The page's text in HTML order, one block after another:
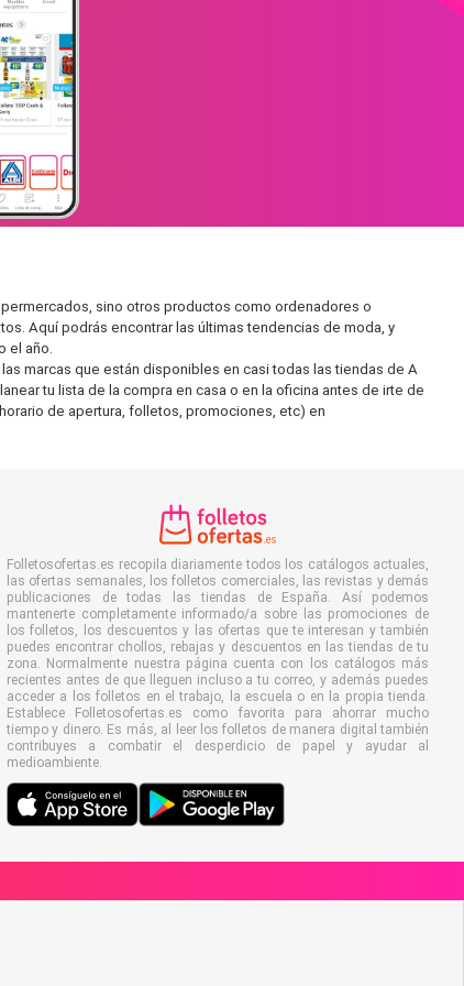
sino otros productos como ordenadores o
Aquí podrás encontrar las últimas tendencias de moda, y
el año.
marcas que están disponibles en casi todas las tiendas de A
tu lista de la compra en casa o en la oficina antes de irte de
de apertura, folletos, promociones, etc) en
Folletosofertas.es recopila diariamente todos los catálogos actuales,
las ofertas semanales, los folletos comerciales, las revistas y demás
publicaciones de todas las tiendas de España. Así podemos
mantenerte completamente informado/a sobre las promociones de
los folletos, los descuentos y las ofertas que te interesan y también
puedes encontrar chollos, rebajas y descuentos en las tiendas de tu
zona. Normalmente nuestra página cuenta con los catálogos más
recientes antes de que lleguen incluso a tu correo, y además puedes
acceder a los folletos en el trabajo, la escuela o en la propia tienda.
Establece Folletosofertas.es como favorita para ahorrar mucho
tiempo y dinero. Es más, al leer los folletos de manera digital también
contribuyes a combatir el desperdicio de papel y ayudar al
medioambiente.